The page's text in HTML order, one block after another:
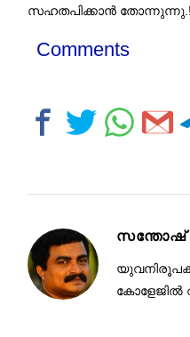
സഹതപിക്കാൻ തോന്നുന്നു.!
Comments
സന്തോഷ്